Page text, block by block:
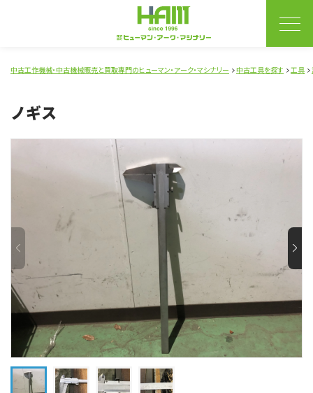
中古工作機械・中古機械販売と買取専門のヒューマン・アーク・マシナリー 中古工具を探す 工具
ノギス